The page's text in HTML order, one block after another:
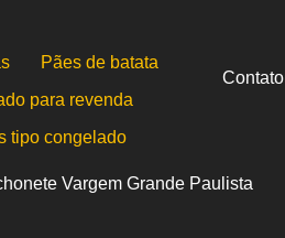
Pães de batata
para revenda
tipo congelado
Contato
Vargem Grande Paulista